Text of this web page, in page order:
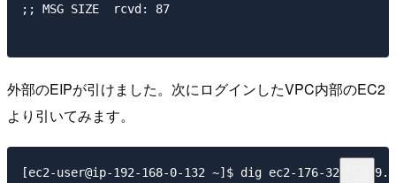
;; MSG SIZE  rcvd: 87
外部のEIPが引けました。次にログインしたVPC内部のEC2
より引いてみます。
[ec2-user@ip-192-168-0-132 ~]$ dig ec2-176-32-90-